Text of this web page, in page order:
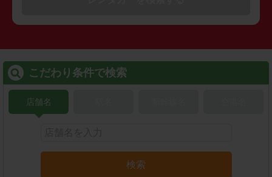
こだわり条件で検索
店舗名
検索